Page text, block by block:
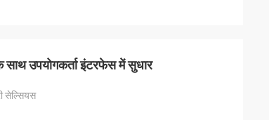
उपयोगकर्ता इंटरफेस में सुधार
सेल्सियस